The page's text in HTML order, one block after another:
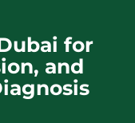
for
and